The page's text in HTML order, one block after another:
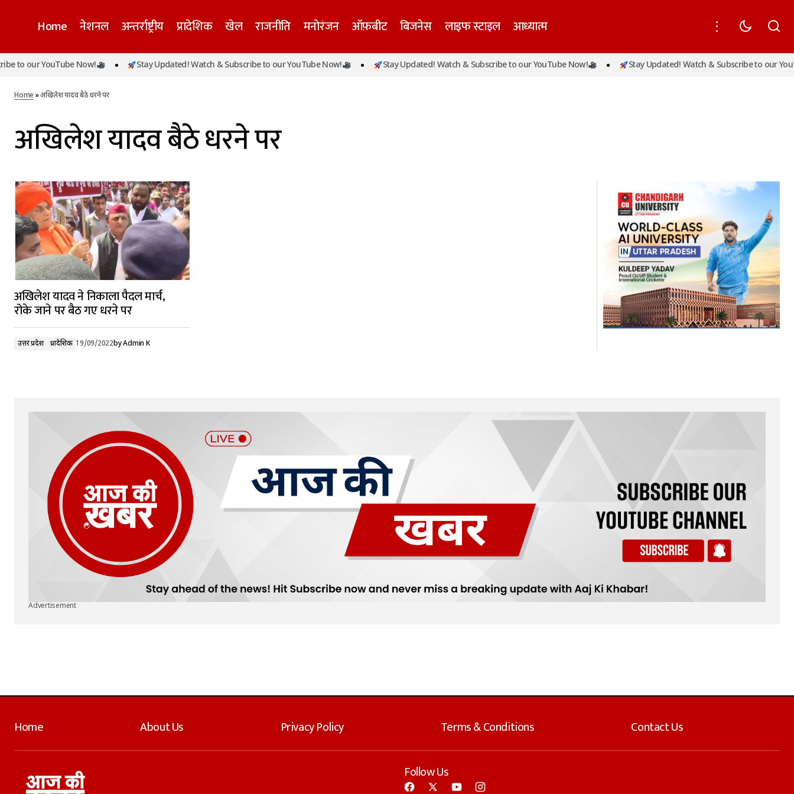
Home नेशनल अन्तर्राष्ट्रीय प्रादेशिक खेल राजनीति मनोरंजन ऑफ़बीट बिजनेस लाइफ स्टाइल आध्यात्म
to our YouTube Now! Stay Updated! Watch & Subscribe to our YouTube Now! Stay Updated! Watch & Subscribe to our YouTube Now! Stay Updated! Watch & Subscribe to our
Home»अखिलेश यादव बैठे धरने पर
अखिलेश यादव बैठे धरने पर
अखिलेश यादव ने निकाला पैदल मार्च,
रोके जाने पर बैठ गए धरने पर
उत्तर प्रदेश प्रादेशिक 19/09/2022byAdmin K
Advertisement
Home About Us Privacy Policy Terms & Conditions Contact Us
Follow Us